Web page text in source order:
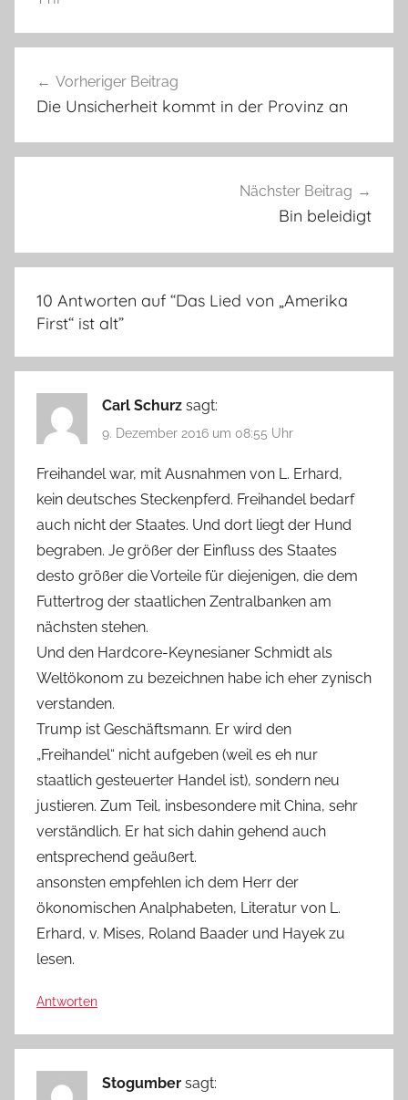
Vorheriger Beitrag
Die Unsicherheit kommt in der Provinz an
Nächster Beitrag
Bin beleidigt
10 Antworten auf “Das Lied von „Amerika
First“ ist alt”
Carl Schurz sagt:
9. Dezember 2016 um 08:55 Uhr
Freihandel war, mit Ausnahmen von L. Erhard,
kein deutsches Steckenpferd. Freihandel bedarf
auch nicht der Staates. Und dort liegt der Hund
begraben. Je größer der Einfluss des Staates
desto größer die Vorteile für diejenigen, die dem
Futtertrog der staatlichen Zentralbanken am
nächsten stehen.
Und den Hardcore-Keynesianer Schmidt als
Weltökonom zu bezeichnen habe ich eher zynisch
verstanden.
Trump ist Geschäftsmann. Er wird den
„Freihandel“ nicht aufgeben (weil es eh nur
staatlich gesteuerter Handel ist), sondern neu
justieren. Zum Teil, insbesondere mit China, sehr
verständlich. Er hat sich dahin gehend auch
entsprechend geäußert.
ansonsten empfehlen ich dem Herr der
ökonomischen Analphabeten, Literatur von L.
Erhard, v. Mises, Roland Baader und Hayek zu
lesen.
Antworten
Stogumber sagt: